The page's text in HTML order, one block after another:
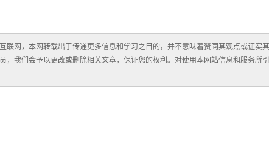
联网，本网转载出于传递更多信息和学习之目的，并不意味着赞同其观点或证实其
，我们会予以更改或删除相关文章，保证您的权利。对使用本网站信息和服务所